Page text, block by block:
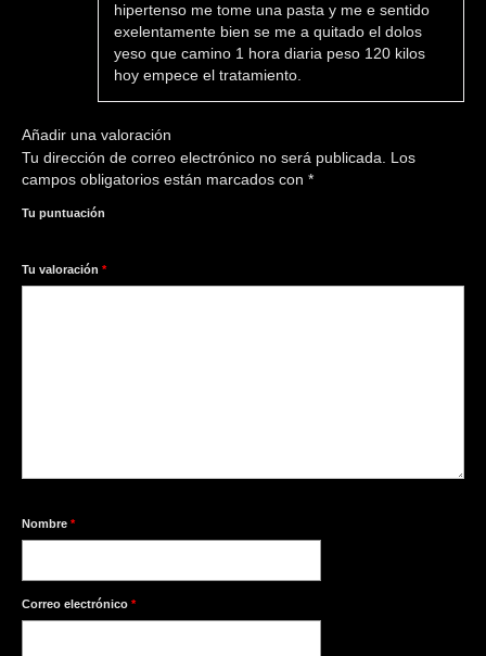
hipertenso me tome una pasta y me e sentido
exelentamente bien se me a quitado el dolos
yeso que camino 1 hora diaria peso 120 kilos
hoy empece el tratamiento.
Añadir una valoración
Tu dirección de correo electrónico no será publicada. Los
campos obligatorios están marcados con *
Tu puntuación
Tu valoración *
Nombre *
Correo electrónico *